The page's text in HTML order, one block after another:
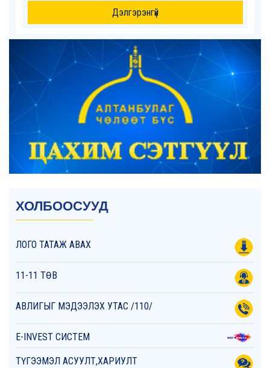
Дэлгэрэнгүй
ХОЛБООСУУД
ЛОГО ТАТАЖ АВАХ
11-11 ТӨВ
АВЛИГЫГ МЭДЭЭЛЭХ УТАС /110/
E-INVEST СИСТЕМ
ТҮГЭЭМЭЛ АСУУЛТ,ХАРИУЛТ